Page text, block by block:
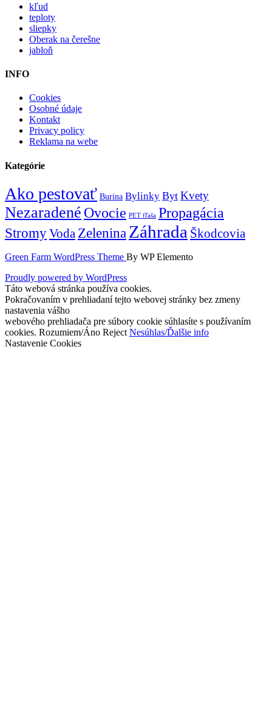
kľud
teploty
sliepky
Oberak na čerešne
jabloň
INFO
Cookies
Osobné údaje
Kontakt
Privacy policy
Reklama na webe
Kategórie
Ako pestovať Burina Bylinky Byt Kvety
Nezaradené Ovocie PET fľaša Propagácia
StromyVoda Zelenina Záhrada Škodcovia
Green Farm WordPress Theme By WP Elemento
Proudly powered by WordPress
Táto webová stránka používa cookies.
Pokračovaním v prehliadaní tejto webovej stránky bez zmeny
nastavenia vášho
webového prehliadača pre súbory cookie súhlasíte s používaním
cookies. Rozumiem/Áno Reject Nesúhlas/Ďalšie info
Nastavenie Cookies